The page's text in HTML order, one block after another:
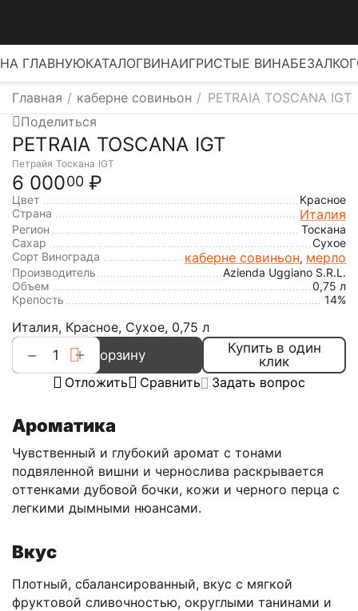
НА ГЛАВНУЮКАТАЛОГВИНАИГРИСТЫЕ ВИНА
Главная / каберне совиньон / PETRAIA TOSCANA IGT
Поделиться
PETRAIA TOSCANA IGT
Петрайя Тоскана IGT
6 00000 ₽
Цвет
Красное
Страна
Италия
Регион
Тоскана
Сахар
Сухое
Сорт Винограда
каберне совиньон, мерло
Производитель
Azienda Uggiano S.R.L.
Объем
0,75 л
Крепость
14%
Италия, Красное, Сухое, 0,75 л
+
− В корзину
Купить в один
клик
Отложить
Сравнить Задать вопрос
Ароматика
Чувственный и глубокий аромат с тонами
подвяленной вишни и чернослива раскрывается
оттенками дубовой бочки, кожи и черного перца с
легкими дымными нюансами.
Вкус
Плотный, сбалансированный, вкус с мягкой
фруктовой сливочностью, округлыми танинами и